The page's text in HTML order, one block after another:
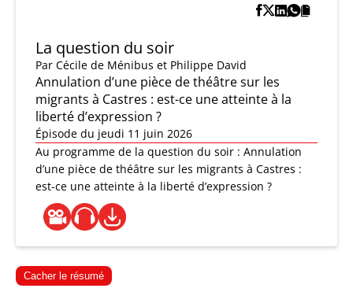
La question du soir
Par Cécile de Ménibus et Philippe David
Annulation d’une pièce de théâtre sur les
migrants à Castres : est-ce une atteinte à la
liberté d’expression ?
Épisode du jeudi 11 juin 2026
Au programme de la question du soir : Annulation
d’une pièce de théâtre sur les migrants à Castres :
est-ce une atteinte à la liberté d’expression ?
Cacher le résumé